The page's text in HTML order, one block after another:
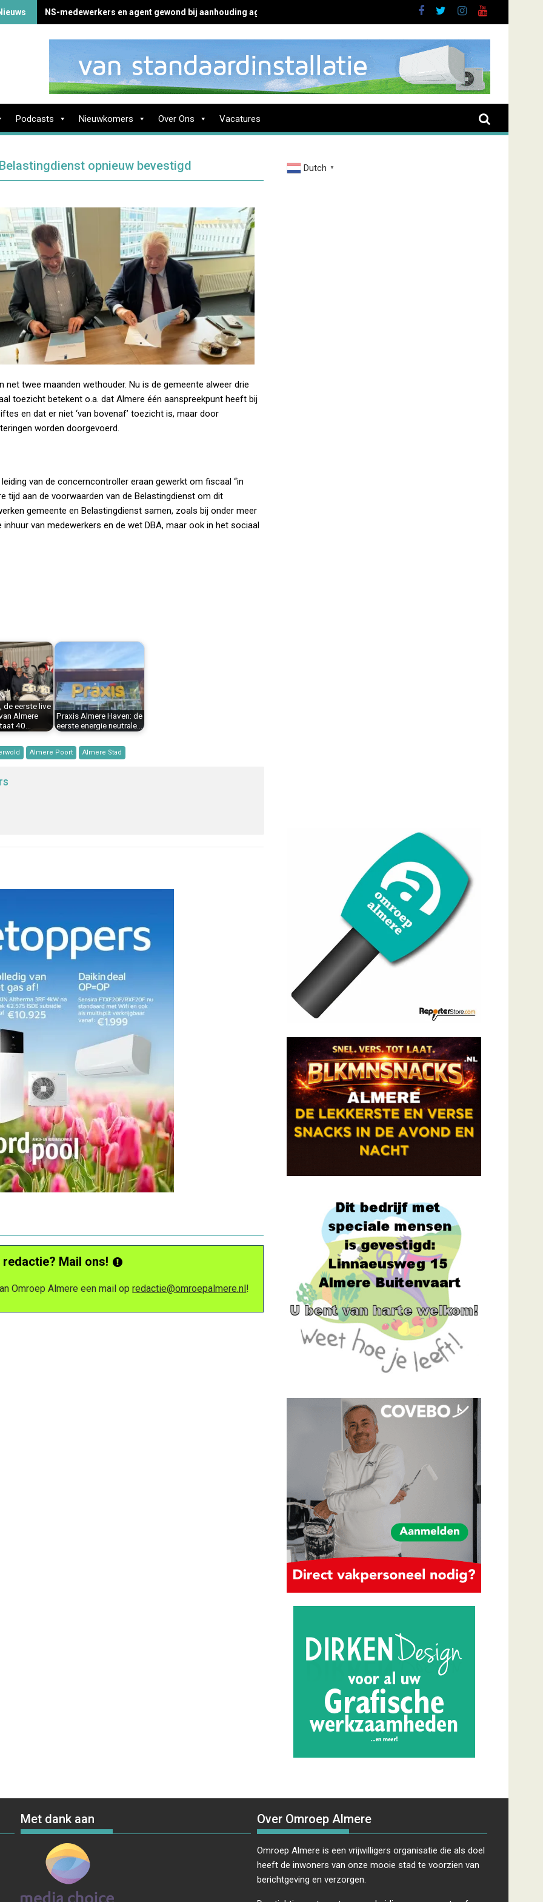
NS-medewerkers en agent gewond bij aanhouding agressieve man in Almere
Podcasts Nieuwkomers Over Ons Vacatures
opnieuw bevestigd
twee maanden wethouder. Nu is de gemeente alweer drie
toezicht betekent o.a. dat Almere één aanspreekpunt heeft bij
en dat er niet ‘van bovenaf’ toezicht is, maar door
worden doorgevoerd.
van de concerncontroller eraan gewerkt om fiscaal “in
tijd aan de voorwaarden van de Belastingdienst om dit
gemeente en Belastingdienst samen, zoals bij onder meer
van medewerkers en de wet DBA, maar ook in het sociaal
de eerste live
Almere
40…
Praxis Almere Haven: de
eerste energie neutrale…
Almere Poort Almere Stad
Mail ons!
Omroep Almere een mail opredactie@omroepalmere.nl!
Dutch ▼
Met dank aan Over Omroep Almere
Omroep Almere is een vrijwilligers organisatie die als doel
heeft de inwoners van onze mooie stad te voorzien van
berichtgeving en verzorgen.